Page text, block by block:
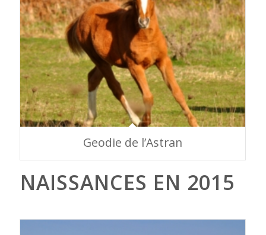
Geodie de l’Astran
NAISSANCES EN 2015